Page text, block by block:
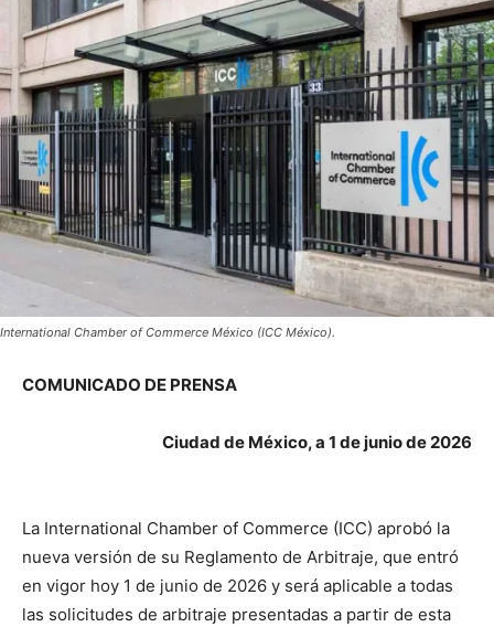
International Chamber of Commerce México (ICC México).
COMUNICADO DE PRENSA
Ciudad de México, a 1 de junio de 2026
La International Chamber of Commerce (ICC) aprobó la
nueva versión de su Reglamento de Arbitraje, que entró
en vigor hoy 1 de junio de 2026 y será aplicable a todas
las solicitudes de arbitraje presentadas a partir de esta